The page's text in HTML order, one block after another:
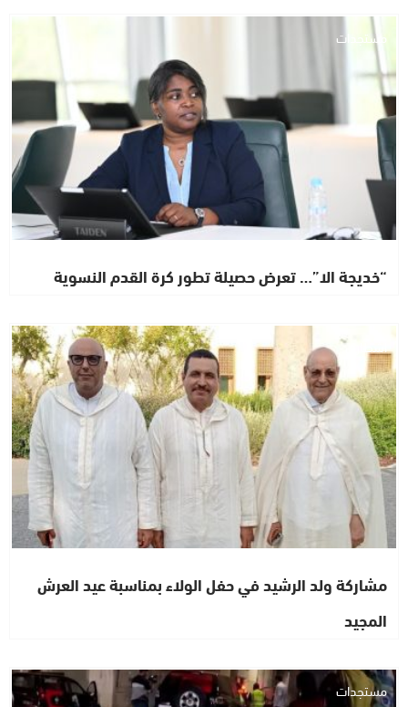
مستجدات
“خديجة الا”… تعرض حصيلة تطور كرة القدم النسوية
اشطاري
مشاركة ولد الرشيد في حفل الولاء بمناسبة عيد العرش
المجيد
مستجدات